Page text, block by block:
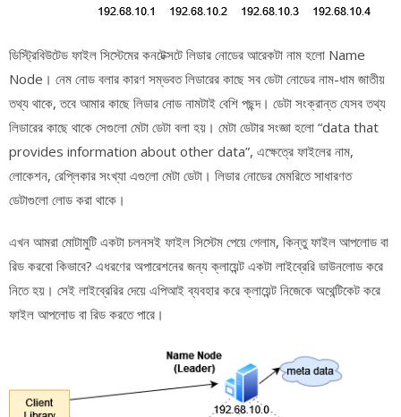
ডিস্ট্রিবিউটেড ফাইল সিস্টেমের কনটেক্সটে লিডার নোডের আরেকটা নাম হলো Name
Node। নেম নোড বলার কারণ সম্ভবত লিডারের কাছে সব ডেটা নোডের নাম-ধাম জাতীয়
তথ্য থাকে, তবে আমার কাছে লিডার নোড নামটাই বেশি পছন্দ। ডেটা সংক্রান্ত যেসব তথ্য
লিডারের কাছে থাকে সেগুলো মেটা ডেটা বলা হয়। মেটা ডেটার সংজ্ঞা হলো “data that
provides information about other data”, এক্ষেত্রে ফাইলের নাম,
লোকেশন, রেপ্লিকার সংখ্যা এগুলো মেটা ডেটা। লিডার নোডের মেমরিতে সাধারণত
ডেটাগুলো লোড করা থাকে।
এখন আমরা মোটামুটি একটা চলনসই ফাইল সিস্টেম পেয়ে গেলাম, কিন্তু ফাইল আপলোড বা
রিড করবো কিভাবে? এধরণের অপারেশনের জন্য ক্লায়েন্ট একটা লাইব্রেরি ডাউনলোড করে
নিতে হয়। সেই লাইব্রেরির দেয়ে এপিআই ব্যবহার করে ক্লায়েন্ট নিজেকে অথেন্টিকেট করে
ফাইল আপলোড বা রিড করতে পারে।